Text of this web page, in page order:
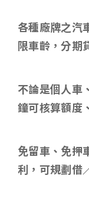
各種廠牌之汽
限車齡，分期
不論是個人車
鐘可核算額度、
免留車、免押
利，可規劃借